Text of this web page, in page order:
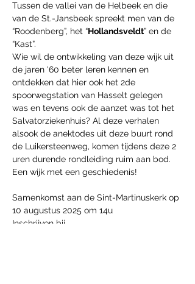
Tussen de vallei van de Helbeek en die
van de St.-Jansbeek spreekt men van de
“Roodenberg”, het “Hollandsveldt” en de
“Kast”.
Wie wil de ontwikkeling van deze wijk uit
de jaren '60 beter leren kennen en
ontdekken dat hier ook het 2de
spoorwegstation van Hasselt gelegen
was en tevens ook de aanzet was tot het
Salvatorziekenhuis? Al deze verhalen
alsook de anektodes uit deze buurt rond
de Luikersteenweg, komen tijdens deze 2
uren durende rondleiding ruim aan bod.
Een wijk met een geschiedenis!
Samenkomst aan de Sint-Martinuskerk op
10 augustus 2025 om 14u
Inschrijven bij